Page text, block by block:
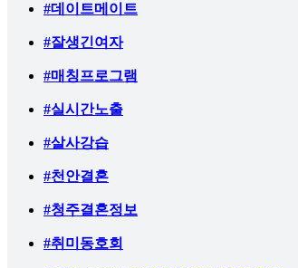
#데이트메이트
#잘생긴여자
#매칭프로그램
#실시간노출
#살사강습
#천안결혼
#청주결혼정보
#취미동호회